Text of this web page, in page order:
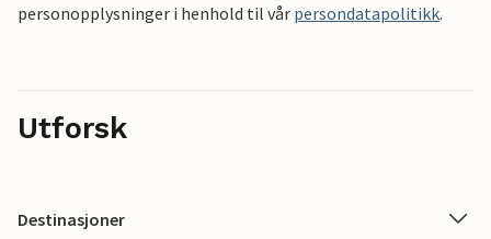
personopplysninger i henhold til vår persondatapolitikk.
Utforsk
Destinasjoner